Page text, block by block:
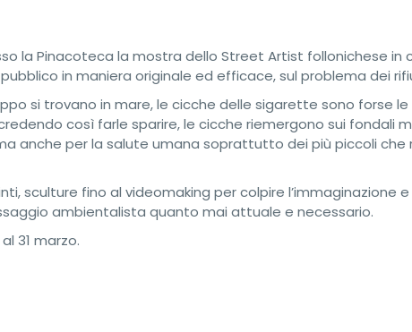
la Pinacoteca la mostra dello Street Artist follonichese in
in maniera originale ed efficace, sul problema dei
si trovano in mare, le cicche delle sigarette sono forse
così farle sparire, le cicche riemergono sui fondali
anche per la salute umana soprattutto dei più piccoli
sculture fino al videomaking per colpire l’immaginazione
ambientalista quanto mai attuale e necessario.
31 marzo.